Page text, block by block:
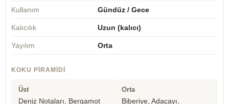
Kullanım Gündüz / Gece
Kalıcılık Uzun (kalıcı)
Yayılım Orta
KOKU PIRAMIDI
Üst
Deniz Notaları, Bergamot
Orta
Biberiye, Adaçayı,